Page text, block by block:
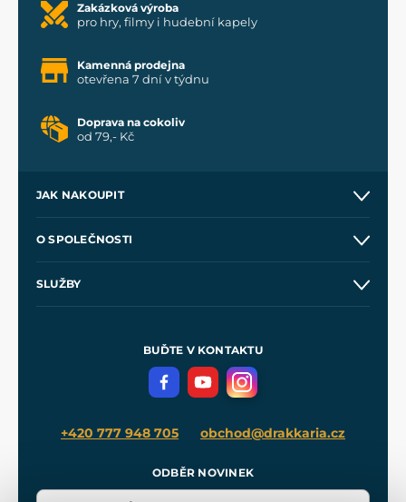
Zakázková výroba
pro hry, filmy i hudební kapely
Kamenná prodejna
otevřena 7 dní v týdnu
Doprava na cokoliv
od 79,- Kč
JAK NAKOUPIT
Velkoobchod
O SPOLEČNOSTI
SLUŽBY
Meče pro Kingdom Come
BUĎTE V KONTAKTU
+420 777 948 705 obchod@drakkaria.cz
ODBĚR NOVINEK